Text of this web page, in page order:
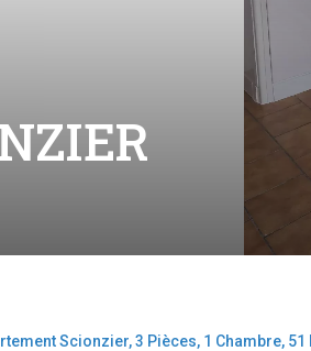
Scionzier, 3 Pièces, 1 Chambre,